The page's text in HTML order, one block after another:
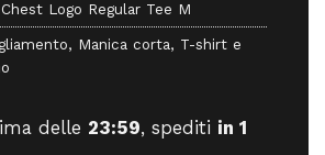
Logo Regular Tee M
, Manica corta, T-shirt e
delle 23:59, spediti in 1